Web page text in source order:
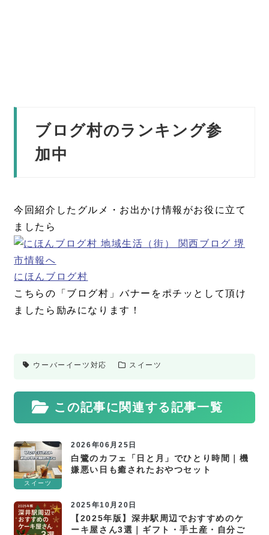
ブログ村のランキング参
加中
今回紹介したグルメ・お出かけ情報がお役に立て
ましたら
にほんブログ村
こちらの「ブログ村」バナーをポチッとして頂け
ましたら励みになります！
ウーバーイーツ対応 スイーツ
この記事に関連する記事一覧
スイーツ
2026年06月25日
白鷺のカフェ「日と月」でひとり時間｜機
嫌悪い日も癒されたおやつセット
2025年10月20日
【2025年版】深井駅周辺でおすすめのケ
ーキ屋さん3選｜ギフト・手土産・自分ご